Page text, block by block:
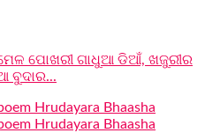
ପୋଖରୀ ଗାଧୁଆ ଡିଆଁ, ଖଜୁରୀର